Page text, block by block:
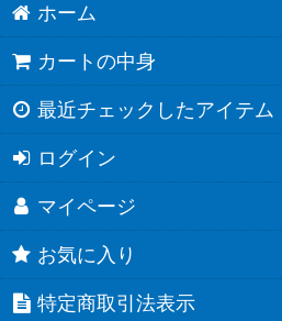
ホーム
カートの中身
最近チェックしたアイテム
ログイン
マイページ
お気に入り
特定商取引法表示